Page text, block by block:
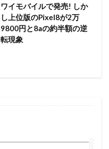
ワイモバイルで発売! しか
し上位版のPixel8が2万
9800円と8aの約半額の逆
転現象